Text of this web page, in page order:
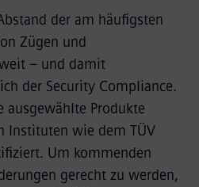
der am häufigsten
Zügen und
– und damit
der Security Compliance.
ausgewählte Produkte
Instituten wie dem TÜV
Um kommenden
gerecht zu werden,